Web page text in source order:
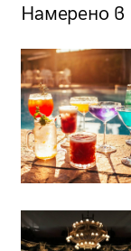
Намерено в